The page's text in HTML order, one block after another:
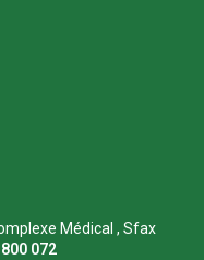
Médical , Sfax
072